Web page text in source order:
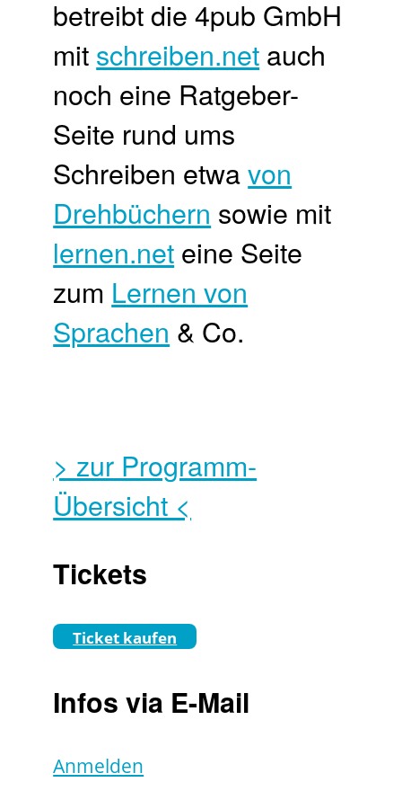
betreibt die 4pub GmbH
mit schreiben.net auch
noch eine Ratgeber-
Seite rund ums
Schreiben etwavon
Drehbüchern sowie mit
lernen.net eine Seite
zum Lernen von
Sprachen & Co.
> zur Programm-
Übersicht <
Tickets
Ticket kaufen
Infos via E-Mail
Anmelden